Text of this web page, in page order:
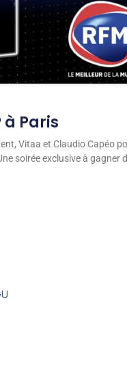
à Paris
Vitaa et Claudio Capéo
soirée exclusive à gagner